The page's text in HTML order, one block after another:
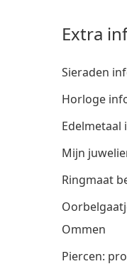
Extra
Sieraden
Horloge
Mijn
Ringmaat
Ommen
Piercen: